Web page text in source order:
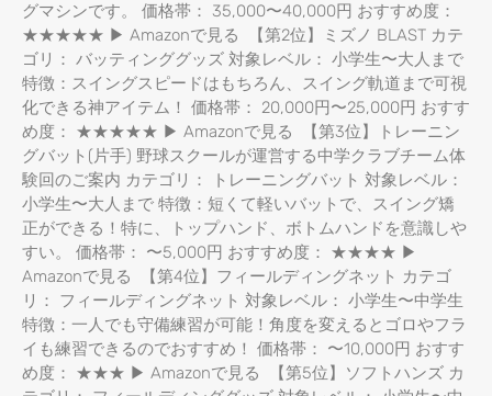
グマシンです。 価格帯： 35,000〜40,000円 おすすめ度：
★★★★★ ▶ Amazonで見る 【第2位】ミズノ BLAST カテ
ゴリ： バッティンググッズ 対象レベル： 小学生〜大人まで
特徴：スイングスピードはもちろん、スイング軌道まで可視
化できる神アイテム！ 価格帯： 20,000円〜25,000円 おすす
め度： ★★★★★ ▶ Amazonで見る 【第3位】トレーニン
グバット(片手) 野球スクールが運営する中学クラブチーム体
験回のご案内 カテゴリ： トレーニングバット 対象レベル：
小学生〜大人まで 特徴：短くて軽いバットで、スイング矯
正ができる！特に、トップハンド、ボトムハンドを意識しや
すい。 価格帯： 〜5,000円 おすすめ度： ★★★★ ▶
Amazonで見る 【第4位】フィールディングネット カテゴ
リ： フィールディングネット 対象レベル： 小学生〜中学生
特徴：一人でも守備練習が可能！角度を変えるとゴロやフラ
イも練習できるのでおすすめ！ 価格帯： 〜10,000円 おすす
め度： ★★★ ▶ Amazonで見る 【第5位】ソフトハンズ カ